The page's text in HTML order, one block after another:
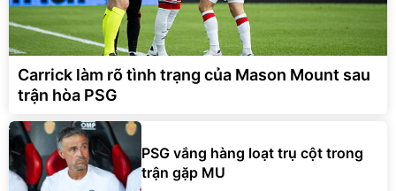
Carrick làm rõ tình trạng của Mason Mount sau
trận hòa PSG
PSG vắng hàng loạt trụ cột trong
trận gặp MU